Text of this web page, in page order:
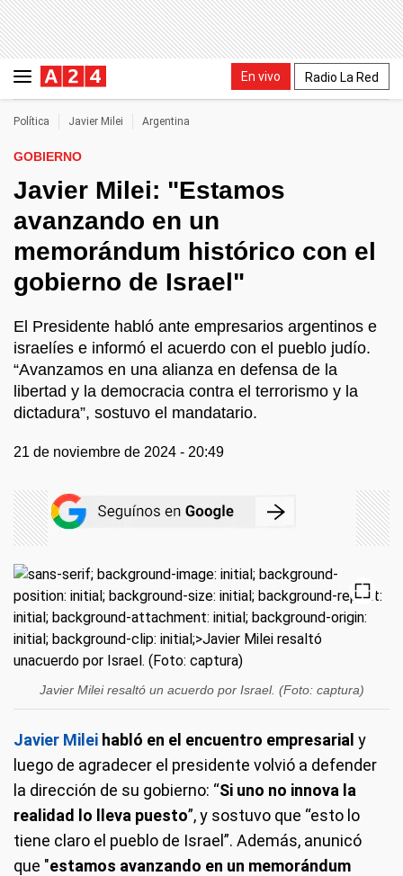
En vivo Radio La Red
Política Javier Milei Argentina
GOBIERNO
Javier Milei: "Estamos
avanzando en un
memorándum histórico con el
gobierno de Israel"
El Presidente habló ante empresarios argentinos e
israelíes e informó el acuerdo con el pueblo judío.
“Avanzamos en una alianza en defensa de la
libertad y la democracia contra el terrorismo y la
dictadura”, sostuvo el mandatario.
21 de noviembre de 2024 - 20:49
Javier Milei resaltó un acuerdo por Israel. (Foto: captura)
Javier Milei habló en el encuentro empresarial y
luego de agradecer el presidente volvió a defender
la dirección de su gobierno: “Si uno no innova la
realidad lo lleva puesto”, y sostuvo que “esto lo
tiene claro el pueblo de Israel”. Además, anunicó
que "estamos avanzando en un memorándum